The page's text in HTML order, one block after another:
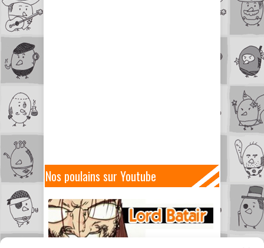
Nos poulains sur Youtube